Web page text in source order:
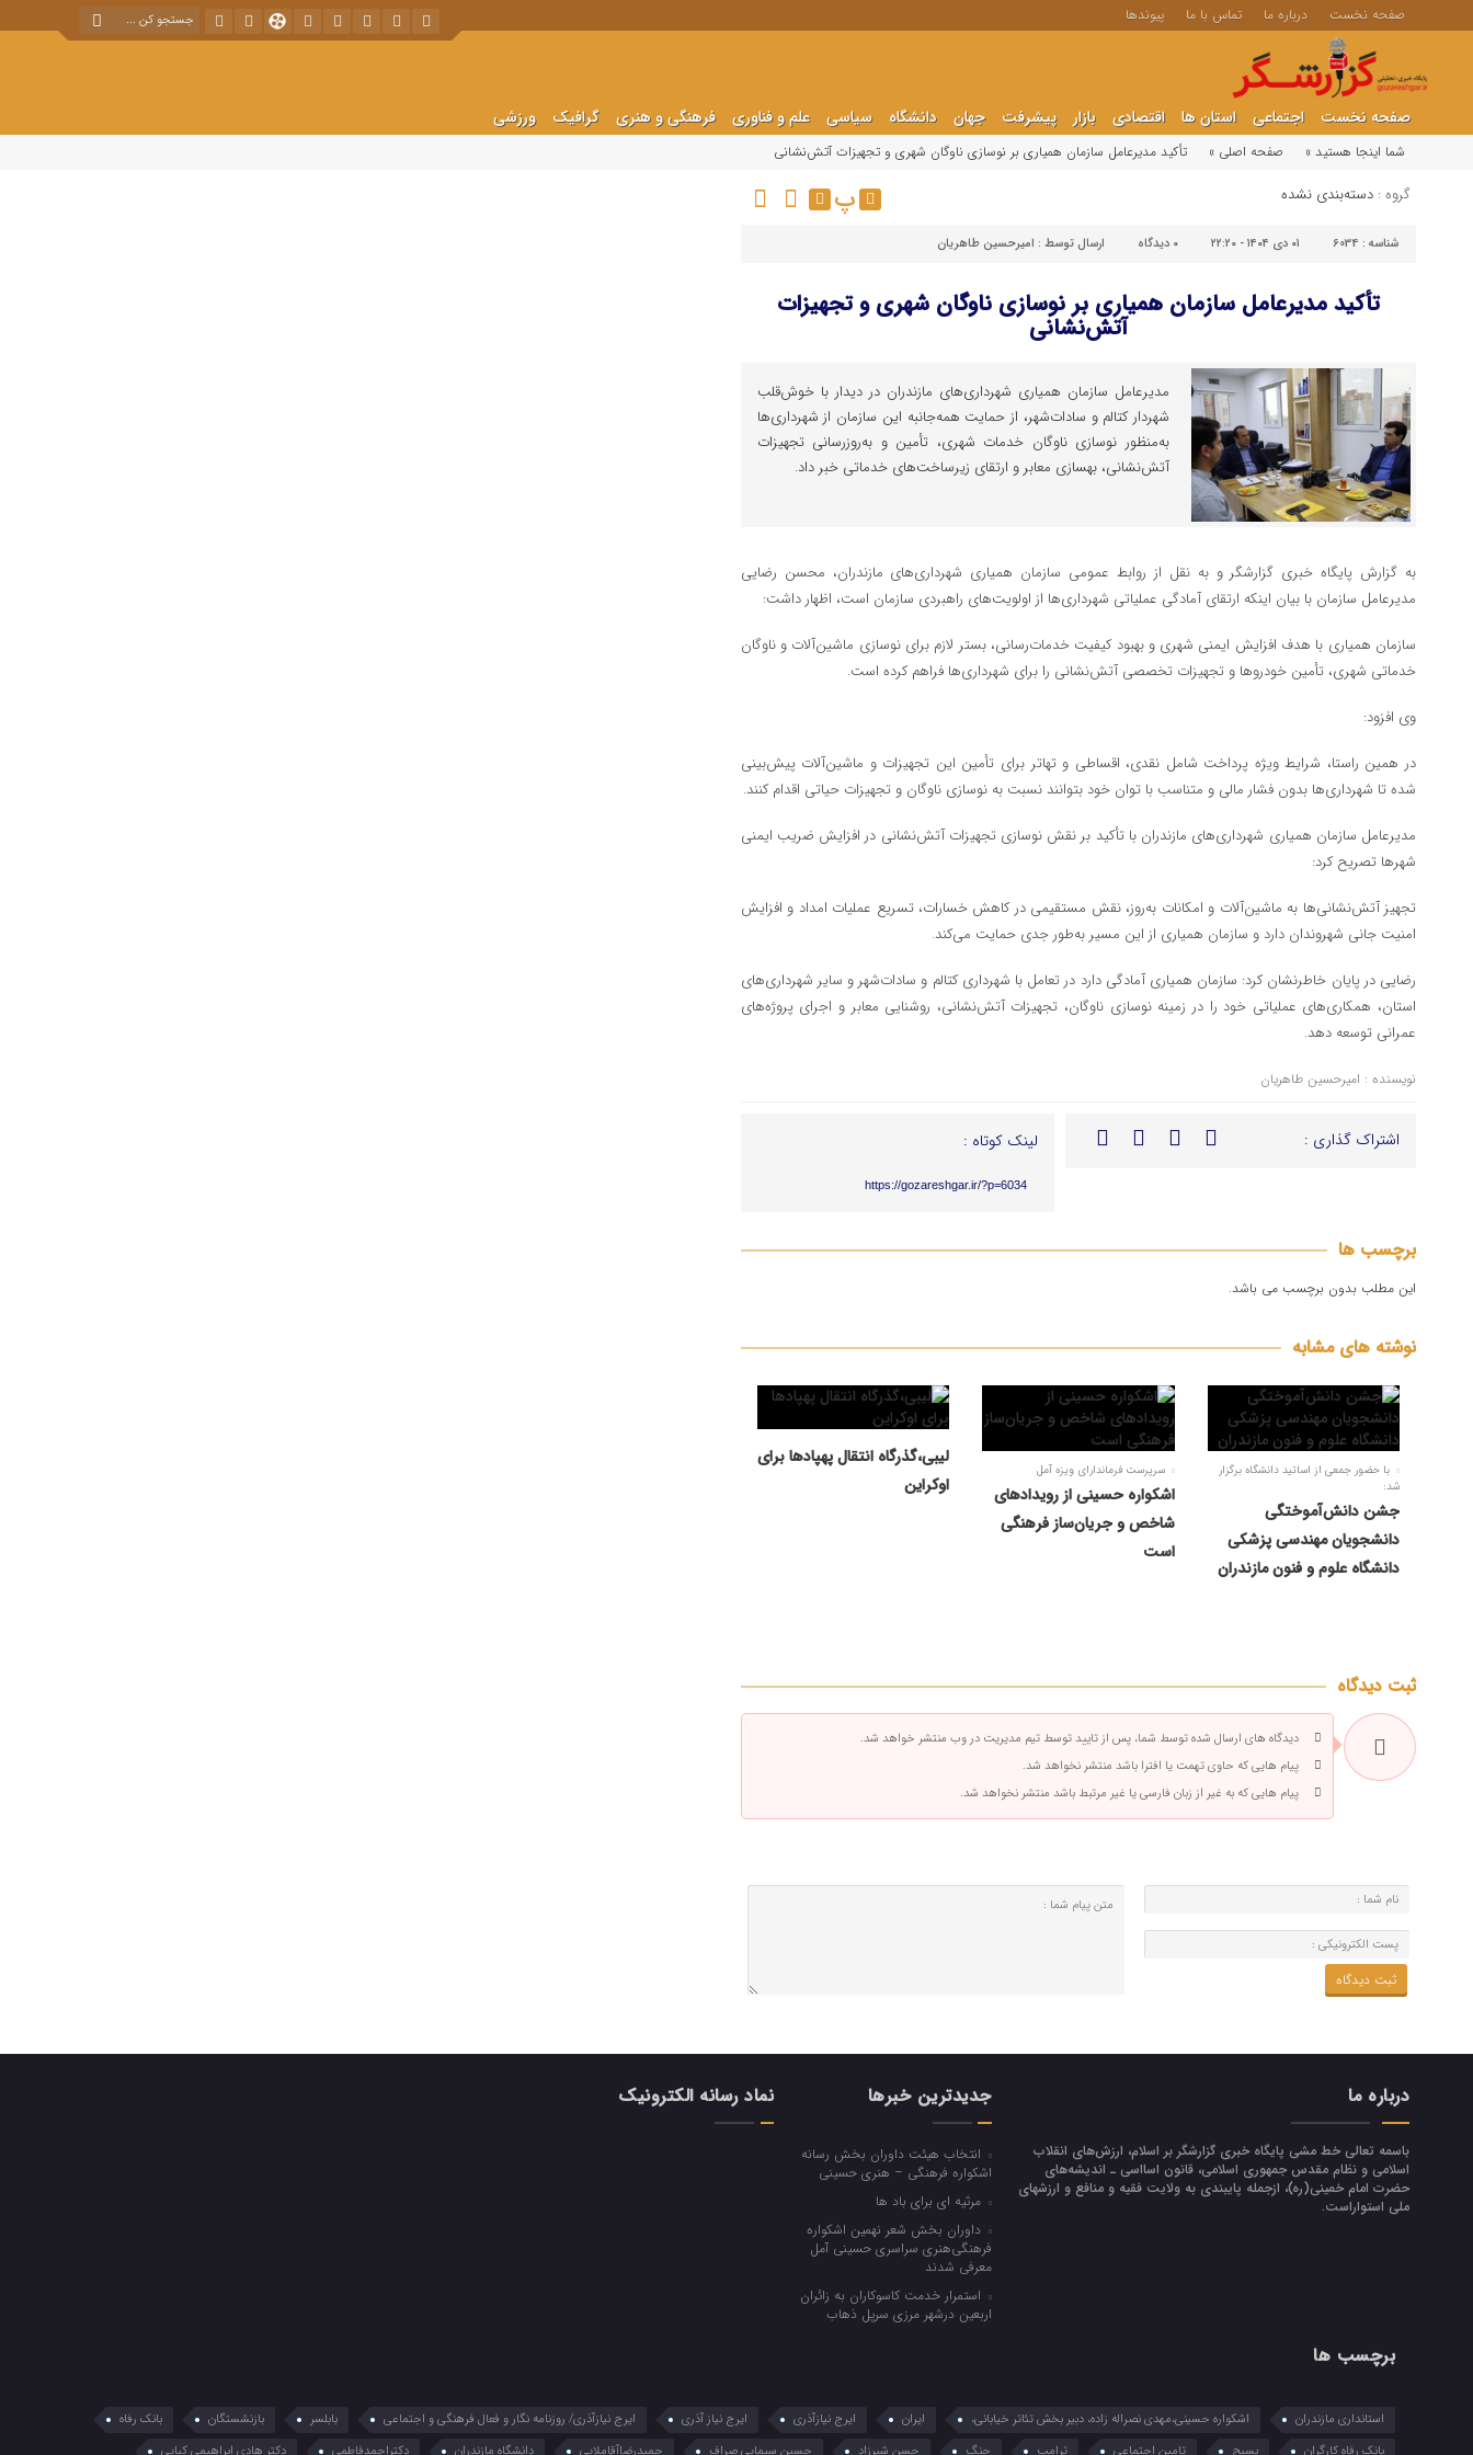
صفحه نخست درباره ما تماس با ما پیوندها
صفحه نخست اجتماعی استان ها اقتصادی بازار پیشرفت جهان دانشگاه سیاسی علم و فناوری فرهنگی و هنری گرافیک ورزشی
شما اینجا هستید » صفحه اصلی » تأکید مدیرعامل سازمان همیاری بر نوسازی ناوگان شهری و تجهیزات آتش‌نشانی
گروه : دسته‌بندی نشده پ
شناسه : 6034 ۰۱ دی ۱۴۰۴ - ۲۲:۲۰ ۰ دیدگاه ارسال توسط : امیرحسین طاهریان
تأکید مدیرعامل سازمان همیاری بر نوسازی ناوگان شهری و تجهیزات
آتش‌نشانی
مدیرعامل سازمان همیاری شهرداری‌های مازندران در دیدار با خوش‌قلب
شهردار کتالم و سادات‌شهر، از حمایت همه‌جانبه این سازمان از شهرداری‌ها
به‌منظور نوسازی ناوگان خدمات شهری، تأمین و به‌روزرسانی تجهیزات
آتش‌نشانی، بهسازی معابر و ارتقای زیرساخت‌های خدماتی خبر داد.
به گزارش پایگاه خبری گزارشگر و به نقل از روابط عمومی سازمان همیاری شهرداری‌های مازندران، محسن رضایی
مدیرعامل سازمان با بیان اینکه ارتقای آمادگی عملیاتی شهرداری‌ها از اولویت‌های راهبردی سازمان است، اظهار داشت:
سازمان همیاری با هدف افزایش ایمنی شهری و بهبود کیفیت خدمات‌رسانی، بستر لازم برای نوسازی ماشین‌آلات و ناوگان
خدماتی شهری، تأمین خودروها و تجهیزات تخصصی آتش‌نشانی را برای شهرداری‌ها فراهم کرده است.
وی افزود:
در همین راستا، شرایط ویژه پرداخت شامل نقدی، اقساطی و تهاتر برای تأمین این تجهیزات و ماشین‌آلات پیش‌بینی
شده تا شهرداری‌ها بدون فشار مالی و متناسب با توان خود بتوانند نسبت به نوسازی ناوگان و تجهیزات حیاتی اقدام کنند.
مدیرعامل سازمان همیاری شهرداری‌های مازندران با تأکید بر نقش نوسازی تجهیزات آتش‌نشانی در افزایش ضریب ایمنی
شهرها تصریح کرد:
تجهیز آتش‌نشانی‌ها به ماشین‌آلات و امکانات به‌روز، نقش مستقیمی در کاهش خسارات، تسریع عملیات امداد و افزایش
امنیت جانی شهروندان دارد و سازمان همیاری از این مسیر به‌طور جدی حمایت می‌کند.
رضایی در پایان خاطرنشان کرد: سازمان همیاری آمادگی دارد در تعامل با شهرداری کتالم و سادات‌شهر و سایر شهرداری‌های
استان، همکاری‌های عملیاتی خود را در زمینه نوسازی ناوگان، تجهیزات آتش‌نشانی، روشنایی معابر و اجرای پروژه‌های
عمرانی توسعه دهد.
نویسنده : امیرحسین طاهریان
اشتراک گذاری : لینک کوتاه :
https://gozareshgar.ir/?p=6034
برچسب ها
این مطلب بدون برچسب می باشد.
نوشته های مشابه
با حضور جمعی از اساتید دانشگاه برگزار
شد:
جشن دانش‌آموختگی
دانشجویان مهندسی پزشکی
دانشگاه علوم و فنون مازندران
سرپرست فرماندارای ویزه آمل
اشکواره حسینی از رویدادهای
شاخص و جریان‌ساز فرهنگی
است
لیبی،گذرگاه انتقال پهپادها برای
اوکراین
ثبت دیدگاه
دیدگاه های ارسال شده توسط شما، پس از تایید توسط تیم مدیریت در وب منتشر خواهد شد.
پیام هایی که حاوی تهمت یا افترا باشد منتشر نخواهد شد.
پیام هایی که به غیر از زبان فارسی یا غیر مرتبط باشد منتشر نخواهد شد.
درباره ما
باسمه تعالی خط مشی پایگاه خبری گزارشگر بر اسلام، ارزش‌هاي انقلاب
اسلامي و نظام مقدس جمهوري اسلامي، قانون اسااسی ـ انديشه‌هاي
حضرت امام خميني(ره)، ازجمله پایبندی به ولايت فقيه و منافع و ارزشهاي
ملي استواراست.
جدیدترین خبرها
انتخاب هیئت داوران بخش رسانه
اشکواره فرهنگی‌ – هنری حسینی
مرثیه ای برای باد ها
داوران بخش شعر نهمین اشکواره
فرهنگی‌هنری سراسری حسینی آمل
معرفی شدند
استمرار خدمت کاسوکاران به زائران
اربعین درشهر مرزی سرپل ذهاب
نماد رسانه الکترونیک
برچسب ها
استانداری مازندران اشکواره حسینی،مهدی نصراله زاده، دبیر بخش تئاتر خیابانی، ایران ایرج نیازآذری ایرج نیاز آذری ایرج نیازآذری/ روزنامه نگار و فعال فرهنگی و اجتماعی بابلسر بازنشستگان
بانک رفاه
بانک رفاه کارگران
بسیح تامین اجتماعی ترامپ جنگ حسن شیرزاد حسین سیمایی صراف حمیدرضاآقاملایی دانشگاه مازندران دکتراحمدفاطمی دکتر هادی ابراهیمی کیاپی